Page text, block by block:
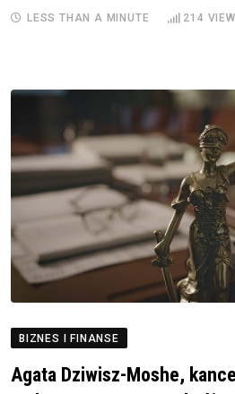
LESS THAN A MINUTE 214
BIZNES I FINANSE
Agata Dziwisz-Moshe,